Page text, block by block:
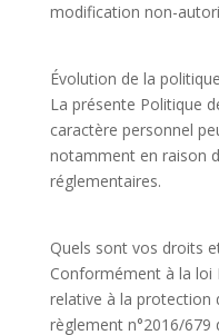
modification non-
Évolution de la
La présente Politique
caractère personnel
notamment en raison
réglementaires.
Quels sont vos droits
Conformément à la loi
relative à la protection
règlement n°2016/679